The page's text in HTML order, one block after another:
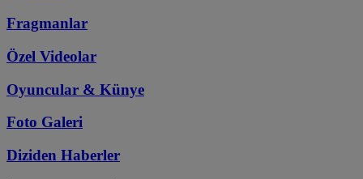
Fragmanlar
Özel Videolar
Oyuncular & Künye
Foto Galeri
Diziden Haberler